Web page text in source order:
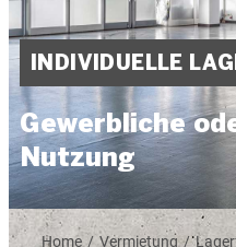
INDIVIDUELLE
Gewerbliche
Nutzung
Home / Vermietung /